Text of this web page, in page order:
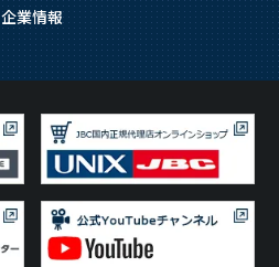
企業情報